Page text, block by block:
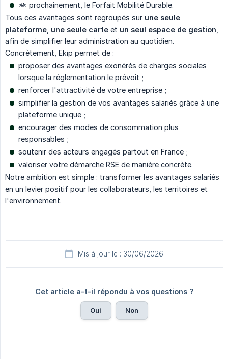
🚲 prochainement, le Forfait Mobilité Durable.
Tous ces avantages sont regroupés sur une seule
plateforme une seule carte et un seul espace de gestion
afin de simplifier leur administration au quotidien.
Concrètement, Ekip permet de :
proposer des avantages exonérés de charges sociales
lorsque la réglementation le prévoit ;
renforcer l'attractivité de votre entreprise ;
simplifier la gestion de vos avantages salariés grâce à une
plateforme unique ;
encourager des modes de consommation plus
responsables ;
soutenir des acteurs engagés partout en France ;
valoriser votre démarche RSE de manière concrète.
Notre ambition est simple : transformer les avantages salariés
en un levier positif pour les collaborateurs, les territoires et
l'environnement.
Mis à jour le : 30/06/2026
Cet article a-t-il répondu à vos questions ?
Oui Non